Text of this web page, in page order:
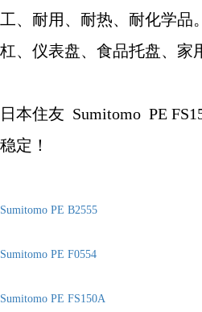
工、耐用、耐热、耐化学品
杠、仪表盘、食品托盘、家
日本住友 Sumitomo PE
稳定！
Sumitomo PE B2555
Sumitomo PE F0554
Sumitomo PE FS150A